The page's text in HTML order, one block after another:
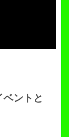
ベントと